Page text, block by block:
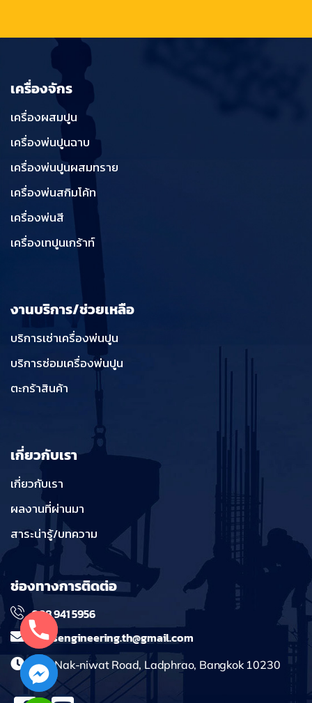
เครื่องจักร
เครื่องผสมปูน
เครื่องพ่นปูนฉาบ
เครื่องพ่นปูนผสมทราย
เครื่องพ่นสกิมโค้ท
เครื่องพ่นสี
เครื่องเทปูนเกร้าท์
งานบริการ/ช่วยเหลือ
บริการเช่าเครื่องพ่นปูน
บริการซ่อมเครื่องพ่นปูน
ตะกร้าสินค้า
เกี่ยวกับเรา
เกี่ยวกับเรา
ผลงานที่ผ่านมา
สาระน่ารู้/บทความ
ช่องทางการติดต่อ
098 941 5956
massengineering.th@gmail.com
241 Nak-niwat Road, Ladphrao, Bangkok 10230